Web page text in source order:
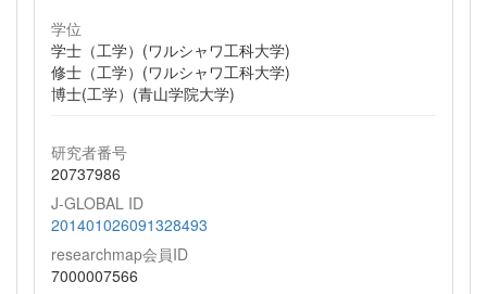
学位
学士（工学）(ワルシャワ工科大学)
修士（工学）(ワルシャワ工科大学)
博士(工学）(青山学院大学)
研究者番号
20737986
J-GLOBAL ID
201401026091328493
researchmap会員ID
7000007566